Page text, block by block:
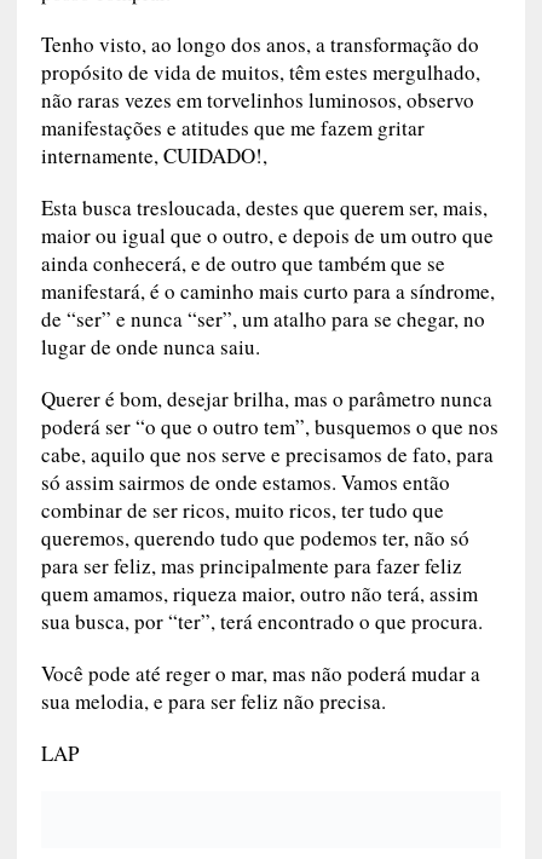
Tenho visto, ao longo dos anos, a transformação do
propósito de vida de muitos, têm estes mergulhado,
não raras vezes em torvelinhos luminosos, observo
manifestações e atitudes que me fazem gritar
internamente, CUIDADO!,
Esta busca tresloucada, destes que querem ser, mais,
maior ou igual que o outro, e depois de um outro que
ainda conhecerá, e de outro que também que se
manifestará, é o caminho mais curto para a síndrome,
de “ser” e nunca “ser”, um atalho para se chegar, no
lugar de onde nunca saiu.
Querer é bom, desejar brilha, mas o parâmetro nunca
poderá ser “o que o outro tem”, busquemos o que nos
cabe, aquilo que nos serve e precisamos de fato, para
só assim sairmos de onde estamos. Vamos então
combinar de ser ricos, muito ricos, ter tudo que
queremos, querendo tudo que podemos ter, não só
para ser feliz, mas principalmente para fazer feliz
quem amamos, riqueza maior, outro não terá, assim
sua busca, por “ter”, terá encontrado o que procura.
Você pode até reger o mar, mas não poderá mudar a
sua melodia, e para ser feliz não precisa.
LAP